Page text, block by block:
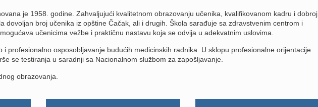
je 1958. godine. Zahvaljujući kvalitetnom obrazovanju učenika, kvalifikovanom kadru i dobroj
dovoljan broj učenika iz opštine Čačak, ali i drugih. Škola sarađuje sa zdravstvenim centrom i
učenicima vežbe i praktičnu nastavu koja se odvija u adekvatnim uslovima.
i profesionalno osposobljavanje budućih medicinskih radnika. U sklopu profesionalne orijentacije
se testiranja u saradnji sa Nacionalnom službom za zapošljavanje.
obrazovanja.